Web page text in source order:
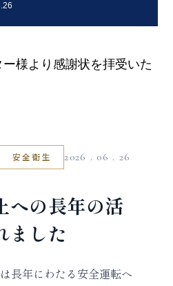
様より感謝状を拝受いた
安全衛生 2026 . 06 . 26
への長年の活
ました
長年にわたる安全運転へ